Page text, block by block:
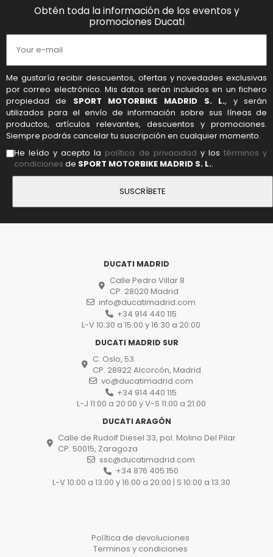
Obtén toda la información de los eventos y
promociones Ducati
Me gustaría recibir descuentos, ofertas y novedades exclusivas
por correo electrónico. Mis datos serán incluidos en un fichero
propiedad de SPORT MOTORBIKE MADRID S. L., y serán
utilizados para el envío de información sobre sus líneas de
productos, artículos relevantes, descuentos y promociones.
Siempre podrás cancelar tu suscripción en cualquier momento.
He leído y acepto la política de privacidad y lostérminos y
condiciones de SPORT MOTORBIKE MADRID S. L..
DUCATI MADRID
Calle Pedro Villar 8
CP. 28020 Madrid
info@ducatimadrid.com
+34 914 440 115
L-V 10:30 a 15:00 y 16:30 a 20:00
DUCATI MADRID SUR
C. Oslo, 53
CP. 28922 Alcorcón, Madrid
vo@ducatimadrid.com
+34 914 440 115
L-J 11:00 a 20:00 y V-S 11:00 a 21:00
DUCATI ARAGÓN
Calle de Rudolf Diesel 33, pol. Molino Del Pilar
CP. 50015, Zaragoza
ssc@ducatimadrid.com
+34 876 405 150
L-V 10:00 a 13:00 y 16:00 a 20:00 | S 10:00 a 13.30
Política de devoluciones
Terminos y condiciones